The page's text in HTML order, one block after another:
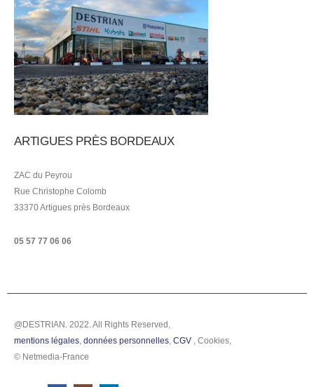
ARTIGUES PRÈS BORDEAUX
ZAC du Peyrou
Rue Christophe Colomb
33370 Artigues près Bordeaux
05 57 77 06 06
@DESTRIAN. 2022. All Rights Reserved,
mentions légales données personnelles CGV Cookies
© Netmedia-France